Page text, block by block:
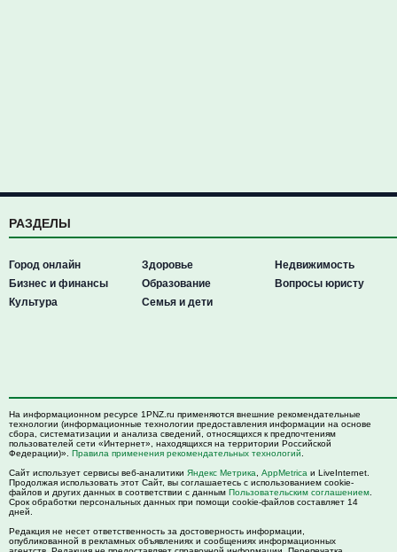
РАЗДЕЛЫ
Город онлайн
Бизнес и финансы
Культура
Здоровье
Образование
Семья и дети
Недвижимость
Вопросы юристу
На информационном ресурсе 1PNZ.ru применяются внешние рекомендательные
технологии (информационные технологии предоставления информации на основе
сбора, систематизации и анализа сведений, относящихся к предпочтениям
пользователей сети «Интернет», находящихся на территории Российской
Федерации)». Правила применения рекомендательных технологий
Сайт использует сервисы веб-аналитики Яндекс Метрика AppMetrica и LiveInternet.
Продолжая использовать этот Сайт, вы соглашаетесь с использованием cookie-
файлов и других данных в соответствии с данным Пользовательским соглашением
Срок обработки персональных данных при помощи cookie-файлов составляет 14
дней.
Редакция не несет ответственность за достоверность информации,
опубликованной в рекламных объявлениях и сообщениях информационных